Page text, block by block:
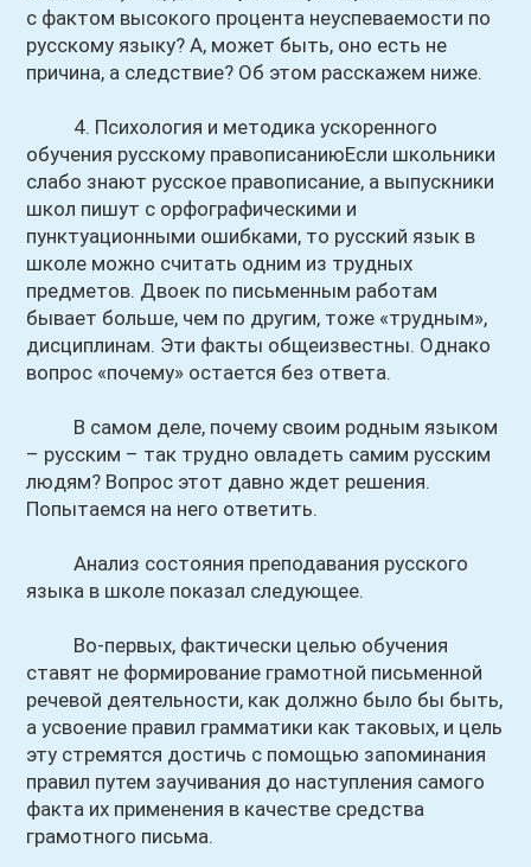
с фактом высокого процента неуспеваемости по
русскому языку? А, может быть, оно есть не
причина, а следствие? Об этом расскажем ниже.
4. Психология и методика ускоренного
обучения русскому правописаниюЕсли школьники
слабо знают русское правописание, а выпускники
школ пишут с орфографическими и
пунктуационными ошибками, то русский язык в
школе можно считать одним из трудных
предметов. Двоек по письменным работам
бывает больше, чем по другим, тоже «трудным»,
дисциплинам. Эти факты общеизвестны. Однако
вопрос «почему» остается без ответа.
В самом деле, почему своим родным языком
– русским – так трудно овладеть самим русским
людям? Вопрос этот давно ждет решения.
Попытаемся на него ответить.
Анализ состояния преподавания русского
языка в школе показал следующее.
Во-первых, фактически целью обучения
ставят не формирование грамотной письменной
речевой деятельности, как должно было бы быть,
а усвоение правил грамматики как таковых, и цель
эту стремятся достичь с помощью запоминания
правил путем заучивания до наступления самого
факта их применения в качестве средства
грамотного письма.